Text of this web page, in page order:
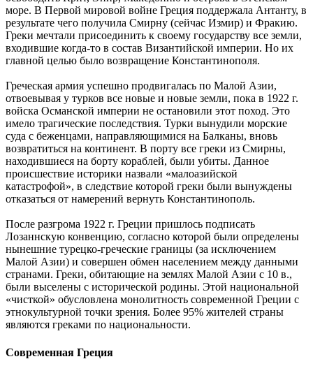
море. В Первой мировой войне Греция поддержала Антанту, в
результате чего получила Смирну (сейчас Измир) и Фракию.
Греки мечтали присоединить к своему государству все земли,
входившие когда-то в состав Византийской империи. Но их
главной целью было возвращение Константинополя.
Греческая армия успешно продвигалась по Малой Азии,
отвоевывая у турков все новые и новые земли, пока в 1922 г.
войска Османской империи не остановили этот поход. Это
имело трагические последствия. Турки вынудили морские
суда с беженцами, направляющимися на Балканы, вновь
возвратиться на континент. В порту все греки из Смирны,
находившиеся на борту кораблей, были убиты. Данное
происшествие историки назвали «малоазийской
катастрофой», в следствие которой греки были вынуждены
отказаться от намерений вернуть Константинополь.
После разгрома 1922 г. Греции пришлось подписать
Лозаннскую конвенцию, согласно которой были определены
нынешние турецко-греческие границы (за исключением
Малой Азии) и совершен обмен населением между данными
странами. Греки, обитающие на землях Малой Азии с 10 в.,
были выселены с исторической родины. Этой национальной
«чисткой» обусловлена монолитность современной Греции с
этнокультурной точки зрения. Более 95% жителей страны
являются греками по национальности.
Современная Греция